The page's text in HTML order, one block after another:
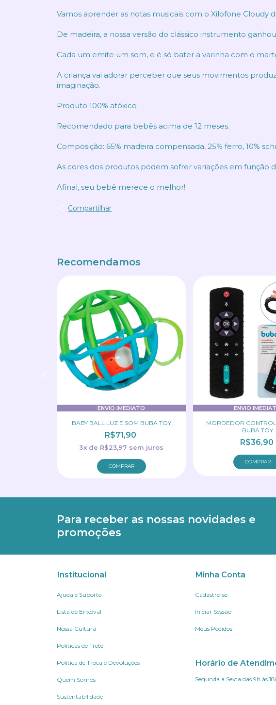
Vamos aprender as notas musicais com o Xilofone Cloudy
De madeira, a nossa versão do clássico instrumento
Cada um emite um som, e é só bater a varinha com o
A criança vai adorar perceber que seus movimentos
imaginação.
Produto 100% atóxico
Recomendado para bebês acima de 12 meses.
Composição: 65% madeira compensada, 25% ferro, 10%
As cores dos produtos podem sofrer variações em função
Afinal, seu bebê merece o melhor!
Compartilhar
Recomendamos
ENVIO IMEDIATO
BABY BALL LUZ E SOM BUBA TOY
R$71,90
3x de R$23,97 sem juros
COMPRAR
ENVIO
MORDEDOR
BUBA TOY
R$36,90
Para receber as nossas novidades e
promoções
Institucional
Ajuda e Suporte
Lista de Enxoval
Nossa Cultura
Políticas de Frete
Política de Troca e Devoluções
Quem Somos
Sustentabilidade
Minha Conta
Cadastre-se
Iniciar Sessão
Meus Pedidos
Horário de
Segunda a Sexta das 9h às